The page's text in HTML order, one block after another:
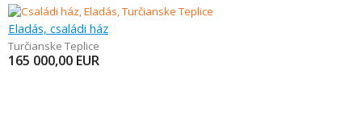
Eladás, családi ház
Turčianske Teplice
165 000,00 EUR